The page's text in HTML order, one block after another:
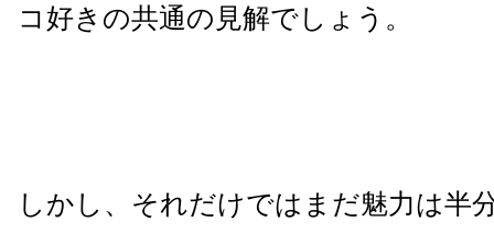
コ好きの共通の見解でしょう。
しかし、それだけではまだ魅力は半